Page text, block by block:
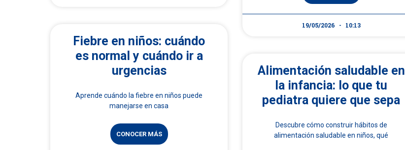
19/05/2026 10:13
Fiebre en niños: cuándo
es normal y cuándo ir a
urgencias
Aprende cuándo la fiebre en niños puede
manejarse en casa
CONOCER MÁS
Alimentación saludable en
la infancia: lo que tu
pediatra quiere que sepa
Descubre cómo construir hábitos de
alimentación saludable en niños, qué